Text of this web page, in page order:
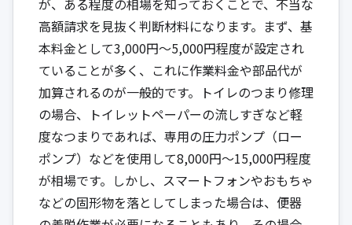
高額請求を見抜く判断材料になります。まず、基
本料金として3,000円〜5,000円程度が設定され
ていることが多く、これに作業料金や部品代が
加算されるのが一般的です。トイレのつまり修理
の場合、トイレットペーパーの流しすぎなど軽
度なつまりであれば、専用の圧力ポンプ（ロー
ポンプ）などを使用して8,000円〜15,000円程度
が相場です。しかし、スマートフォンやおもちゃ
などの固形物を落としてしまった場合は、便器